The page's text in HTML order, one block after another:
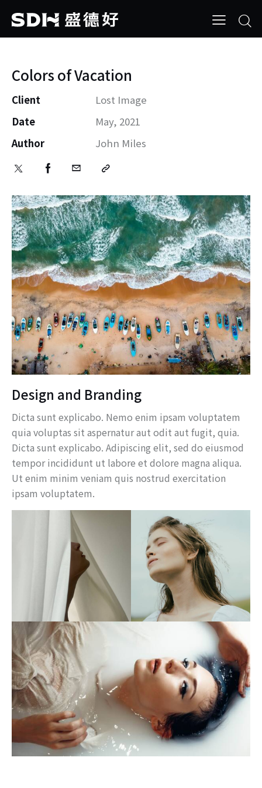
Colors of Vacation
Design and Branding
Dicta sunt explicabo. Nemo enim ipsam voluptatem
quia voluptas sit aspernatur aut odit aut fugit, quia.
Dicta sunt explicabo. Adipiscing elit, sed do eiusmod
tempor incididunt ut labore et dolore magna aliqua.
Ut enim minim veniam quis nostrud exercitation
ipsam voluptatem.
Client
Lost Image
Date
May, 2021
Author
John Miles